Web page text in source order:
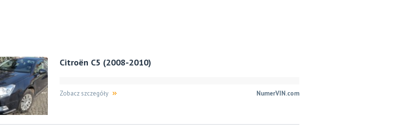
Citroën C5 (2008-2010)
NumerVIN.com
Zobacz szczegóły